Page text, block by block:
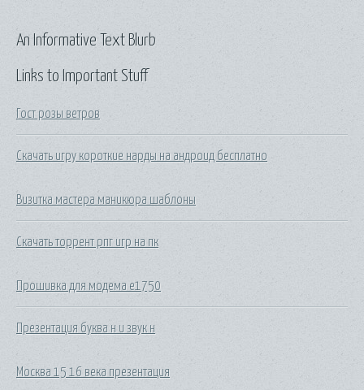
Links to Important Stuff
Гост розы ветров
Скачать игру короткие нарды на андроид бесплатно
Визитка мастера маникюра шаблоны
Скачать торрент рпг игр на пк
Прошивка для модема e1750
Презентация буква н и звук н
Москва 15 16 века презентация
An Informative Text Blurb